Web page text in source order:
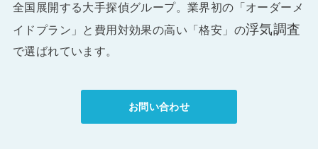
全国展開する大手探偵グループ。業界初の「オーダーメ
イドプラン」と費用対効果の高い「格安」の浮気調査
で選ばれています。
お問い合わせ